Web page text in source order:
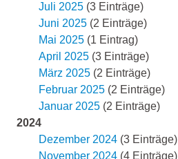
Juli 2025 (3 Einträge)
Juni 2025 (2 Einträge)
Mai 2025 (1 Eintrag)
April 2025 (3 Einträge)
März 2025 (2 Einträge)
Februar 2025 (2 Einträge)
Januar 2025 (2 Einträge)
2024
Dezember 2024 (3 Einträge)
November 2024 (4 Einträge)